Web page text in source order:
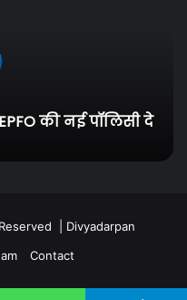
की नई पॉलिसी दे
| Divyadarpan
Contact